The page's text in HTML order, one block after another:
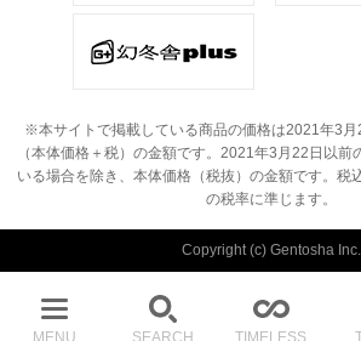
MENU SEARCH TIMELESS
※本サイトで掲載している商品の価格は2021年3月
（本体価格＋税）の金額です。
2021年3月22日以前
いる場合を除き、本体価格（税抜）の金額です。 税
の税率に準じます。
Copyright (c) Gentosha Inc.